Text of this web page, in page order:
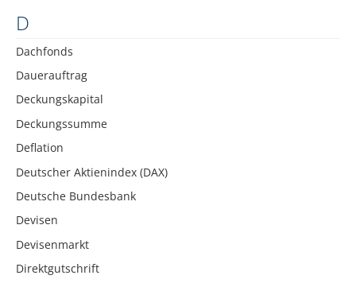
D
Dachfonds
Dauerauftrag
Deckungskapital
Deckungssumme
Deflation
Deutscher Aktienindex (DAX)
Deutsche Bundesbank
Devisen
Devisenmarkt
Direktgutschrift